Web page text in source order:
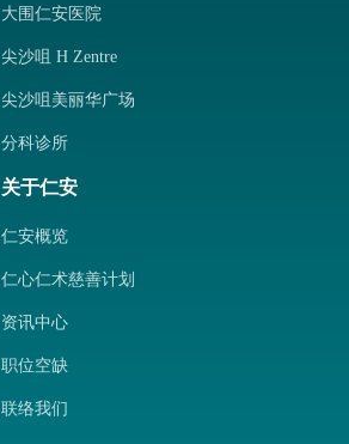
大围仁安医院
尖沙咀 H Zentre
尖沙咀美丽华广场
分科诊所
关于仁安
仁安概览
仁心仁术慈善计划
资讯中心
职位空缺
联络我们